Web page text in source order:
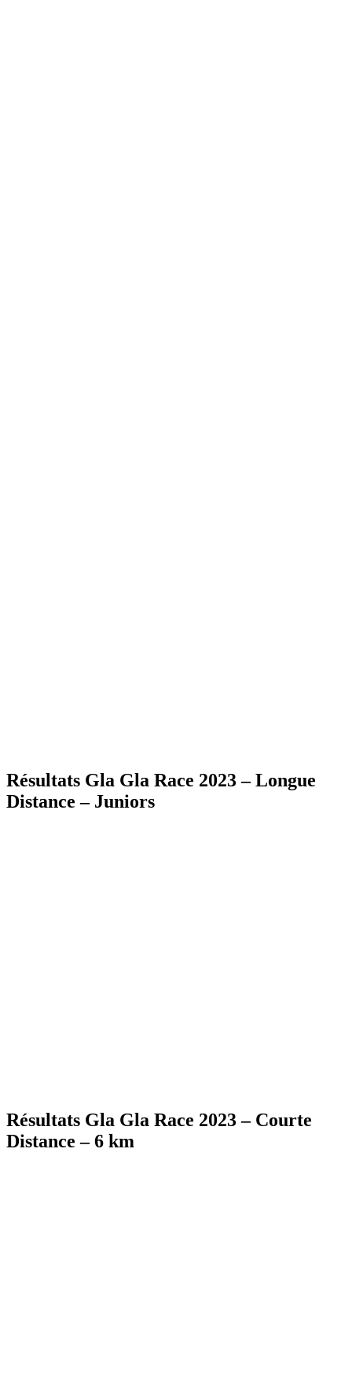
Résultats Gla Gla Race 2023 – Longue
Distance – Juniors
Résultats Gla Gla Race 2023 – Courte
Distance – 6 km